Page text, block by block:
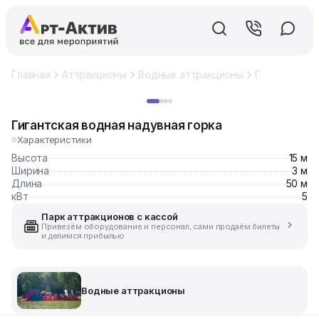
Главная Аттракционы Водные аттракционы Гигантская
Гигантская водная надувная горка
Характеристики
Высота
15 м
Ширина
3 м
Длина
50 м
кВт
5
Парк аттракционов с кассой
Привезём оборудование и персонал, сами продаём билеты
и делимся прибылью
Водные аттракционы